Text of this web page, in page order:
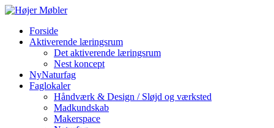
Forside
Aktiverende læringsrum
Det aktiverende læringsrum
Nest koncept
NyNaturfag
Faglokaler
Håndværk & Design / Sløjd og værksted
Madkundskab
Makerspace